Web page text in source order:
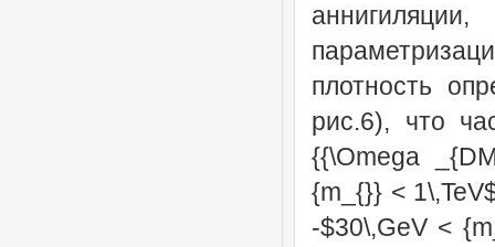
плотность
рис.6), что
{{\Omega
{m_{}} <
-$30\,GeV <